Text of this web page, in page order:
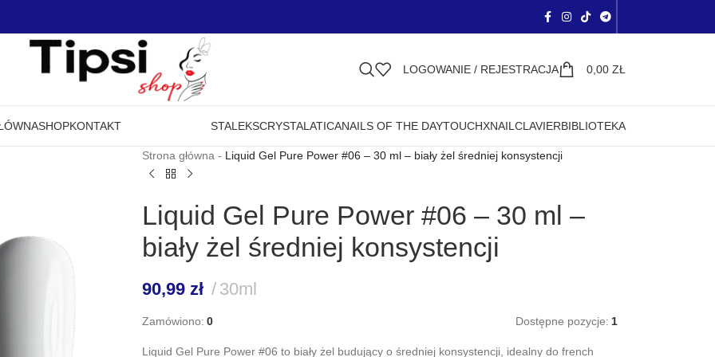
LOGOWANIE / REJESTRACJA 0,00 ZŁ
SHOPKONTAKT STALEKSCRYSTAL ATICANAILS OF THE DAYTOUCHXNAIL CLAVIERBIBLIOTEKA
Strona główna - Liquid Gel Pure Power #06 – 30 ml – biały żel średniej konsystencji
Liquid Gel Pure Power #06 – 30 ml –
biały żel średniej konsystencji
90,99 zł 30ml
Zamówiono: 0 Dostępne pozycje: 1
Liquid Gel Pure Power #06 to biały żel budujący o średniej konsystencji, idealny do french